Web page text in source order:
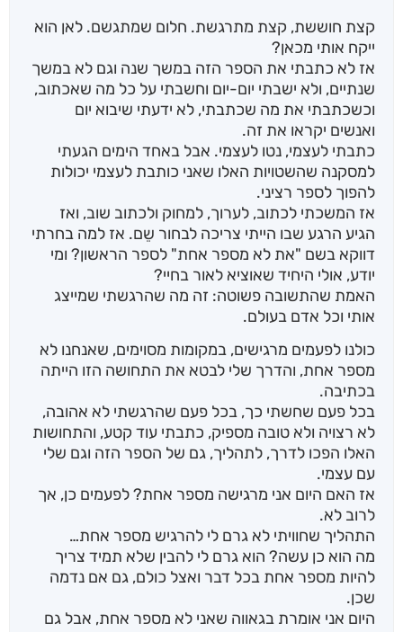
קצת חוששת, קצת מתרגשת. חלום שמתגשם. לאן הוא
ייקח אותי מכאן?
אז לא כתבתי את הספר הזה במשך שנה וגם לא במשך
שנתיים, ולא ישבתי יום-יום וחשבתי על כל מה שאכתוב,
וכשכתבתי את מה שכתבתי, לא ידעתי שיבוא יום
ואנשים יקראו את זה.
כתבתי לעצמי, נטו לעצמי. אבל באחד הימים הגעתי
למסקנה שהשטויות האלו שאני כותבת לעצמי יכולות
להפוך לספר רציני.
אז המשכתי לכתוב, לערוך, למחוק ולכתוב שוב, ואז
הגיע הרגע שבו הייתי צריכה לבחור שֵם. אז למה בחרתי
דווקא בשם "את לא מספר אחת" לספר הראשון? ומי
יודע, אולי היחיד שאוציא לאור בחיי?
האמת שהתשובה פשוטה: זה מה שהרגשתי שמייצג
אותי וכל אדם בעולם.
כולנו לפעמים מרגישים, במקומות מסוימים, שאנחנו לא
מספר אחת, והדרך שלי לבטא את התחושה הזו הייתה
בכתיבה.
בכל פעם שחשתי כך, בכל פעם שהרגשתי לא אהובה,
לא רצויה ולא טובה מספיק, כתבתי עוד קטע, והתחושות
האלו הפכו לדרך, לתהליך, גם של הספר הזה וגם שלי
עם עצמי.
אז האם היום אני מרגישה מספר אחת? לפעמים כן, אך
לרוב לא.
התהליך שחוויתי לא גרם לי להרגיש מספר אחת…
מה הוא כן עשה? הוא גרם לי להבין שלא תמיד צריך
להיות מספר אחת בכל דבר ואצל כולם, גם אם נדמה
שכן.
היום אני אומרת בגאווה שאני לא מספר אחת, אבל גם